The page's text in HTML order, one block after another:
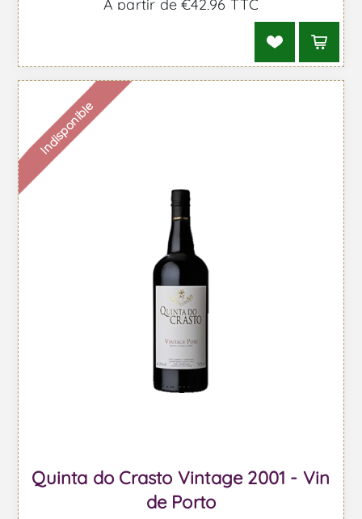
À partir de €42,96 TTC
Indisponible
Quinta do Crasto Vintage 2001 - Vin
de Porto